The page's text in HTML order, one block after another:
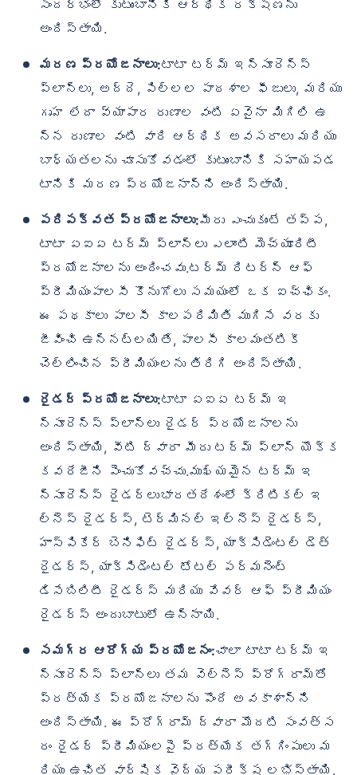
సందర్భంలో కుటుంబానికి ఆర్థిక రక్షణను
అందిస్తాయి.
మరణ ప్రయోజనాలు:టాటా టర్మ్ ఇన్సూరెన్స్
ప్లాన్‌లు, అద్దె, పిల్లల పాఠశాల ఫీజులు, మరియు
గృహ లేదా వ్యాపార రుణాల వంటి ఏవైనా మిగిలి ఉ
న్న రుణాల వంటి వారి ఆర్థిక అవసరాలు మరియు
బాధ్యతలను చూసుకోవడంలో కుటుంబానికి సహాయపడ
టానికి మరణ ప్రయోజనాన్ని అందిస్తాయి.
పరిపక్వత ప్రయోజనాలు:మీరు ఎంచుకుంటే తప్ప,
టాటా ఏఐఏ టర్మ్ ప్లాన్‌లు ఎలాంటి మెచ్యూరిటీ
ప్రయోజనాలను అందించవు.టర్మ్ రిటర్న్ ఆఫ్
ప్రీమియంపాలసీ కొనుగోలు సమయంలో ఒక ఐచ్ఛికం.
ఈ పథకాలు పాలసీ కాలపరిమితి ముగిసే వరకు
జీవించి ఉన్నట్లయితే, పాలసీ కాలమంతటికీ
చెల్లించిన ప్రీమియంలను తిరిగి అందిస్తాయి.
రైడర్ ప్రయోజనాలు:టాటా ఏఐఏ టర్మ్ ఇ
న్సూరెన్స్ ప్లాన్‌లు రైడర్ ప్రయోజనాలను
అందిస్తాయి, వీటి ద్వారా మీరు టర్మ్ ప్లాన్ యొక్క
కవరేజీని పెంచుకోవచ్చు.ముఖ్యమైన టర్మ్ ఇ
న్సూరెన్స్ రైడర్లుభారతదేశంలో క్రిటికల్ ఇ
ల్నెస్ రైడర్స్, టెర్మినల్ ఇల్నెస్ రైడర్స్,
హాస్పికేర్ బెనిఫిట్ రైడర్స్, యాక్సిడెంటల్ డెత్
రైడర్స్, యాక్సిడెంటల్ టోటల్ పర్మనెంట్
డిసేబిలిటీ రైడర్స్ మరియు వేవర్ ఆఫ్ ప్రీమియం
రైడర్స్ అందుబాటులో ఉన్నాయి.
సమగ్ర ఆరోగ్య ప్రయోజనం:చాలా టాటా టర్మ్ ఇ
న్సూరెన్స్ ప్లాన్‌లు తమ వెల్నెస్ ప్రోగ్రామ్‌తో
ప్రత్యేక ప్రయోజనాలను పొందే అవకాశాన్ని
అందిస్తాయి. ఈ ప్రోగ్రామ్ ద్వారా మొదటి సంవత్స
రం రైడర్ ప్రీమియంలపై ప్రత్యేక తగ్గింపులు మ
రియు ఉచిత వార్షిక వైద్య పరీక్ష లభిస్తాయి.